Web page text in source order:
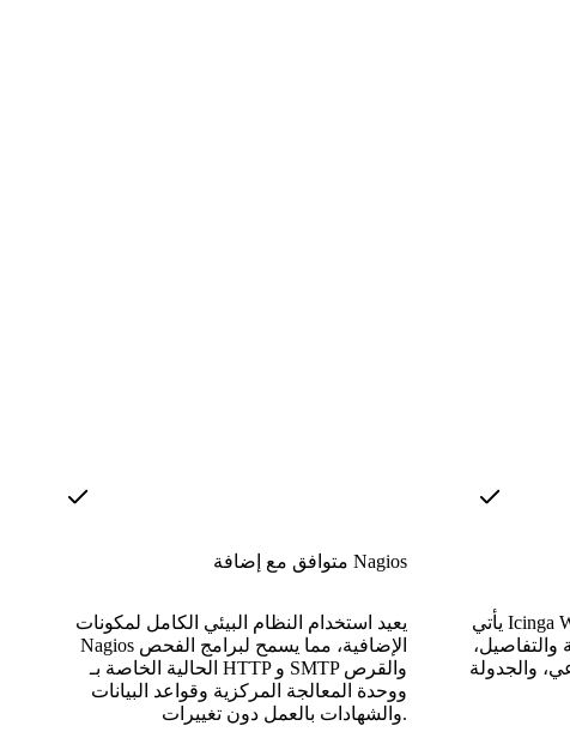
متوافق مع إضافة Nagios
يعيد استخدام النظام البيئي الكامل لمكونات
Nagios الإضافية، مما يسمح لبرامج الفحص
الحالية الخاصة بـ HTTP و SMTP والقرص
ووحدة المعالجة المركزية وقواعد البيانات
والشهادات بالعمل دون تغييرات.
يأتي Icinga Web 2 مع وحدة Icinga DB بواجهة
والتفاصيل،
والجدولة